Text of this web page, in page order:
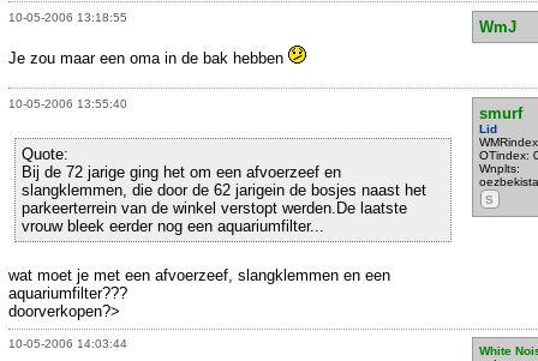
10-05-2006 13:18:55
WmJ
Je zou maar een oma in de bak hebben
10-05-2006 13:55:40
smurf
Lid
OTindex:
Wnplts:
oezbekista
S
Quote:
Bij de 72 jarige ging het om een afvoerzeef en
slangklemmen, die door de 62 jarigein de bosjes naast het
parkeerterrein van de winkel verstopt werden.De laatste
vrouw bleek eerder nog een aquariumfilter...
wat moet je met een afvoerzeef, slangklemmen en een
aquariumfilter???
doorverkopen?>
10-05-2006 14:03:44
White